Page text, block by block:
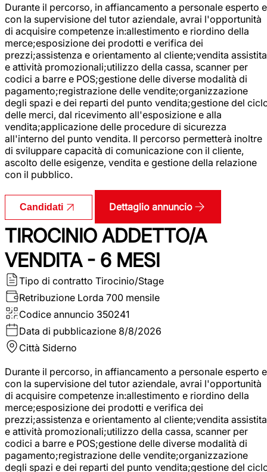
Durante il percorso, in affiancamento a personale esperto e
con la supervisione del tutor aziendale, avrai l'opportunità
di acquisire competenze in:allestimento e riordino della
merce;esposizione dei prodotti e verifica dei
prezzi;assistenza e orientamento al cliente;vendita assistita
e attività promozionali;utilizzo della cassa, scanner per
codici a barre e POS;gestione delle diverse modalità di
pagamento;registrazione delle vendite;organizzazione
degli spazi e dei reparti del punto vendita;gestione del
delle merci, dal ricevimento all'esposizione e alla
vendita;applicazione delle procedure di sicurezza
all'interno del punto vendita. Il percorso permetterà inoltre
di sviluppare capacità di comunicazione con il cliente,
ascolto delle esigenze, vendita e gestione della relazione
con il pubblico.
Candidati Dettaglio annuncio
TIROCINIO ADDETTO/A
VENDITA - 6 MESI
Tipo di contratto Tirocinio/Stage
Retribuzione Lorda 700 mensile
Codice annuncio 350241
Data di pubblicazione 8/8/2026
Città Siderno
Durante il percorso, in affiancamento a personale esperto e
con la supervisione del tutor aziendale, avrai l'opportunità
di acquisire competenze in:allestimento e riordino della
merce;esposizione dei prodotti e verifica dei
prezzi;assistenza e orientamento al cliente;vendita assistita
e attività promozionali;utilizzo della cassa, scanner per
codici a barre e POS;gestione delle diverse modalità di
pagamento;registrazione delle vendite;organizzazione
degli spazi e dei reparti del punto vendita;gestione del